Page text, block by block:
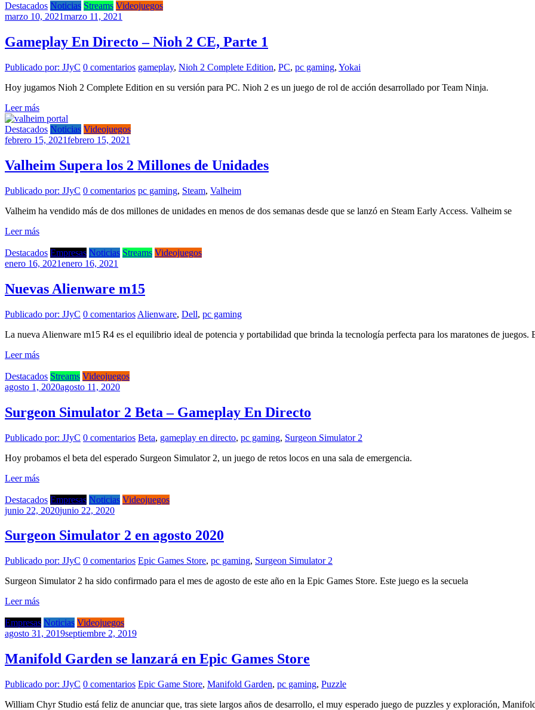
Destacados Noticias Streams Videojuegos
marzo 10, 2021marzo 11, 2021
Gameplay En Directo – Nioh 2 CE, Parte 1
Publicado por: JJyC 0 comentarios gameplay, Nioh 2 Complete Edition, PC, pc gaming, Yokai
Hoy jugamos Nioh 2 Complete Edition en su versión para PC. Nioh 2 es un juego de rol de acción desarrollado por Team Ninja.
Leer más
Destacados Noticias Videojuegos
febrero 15, 2021febrero 15, 2021
Valheim Supera los 2 Millones de Unidades
Publicado por: JJyC 0 comentarios pc gaming, Steam, Valheim
Valheim ha vendido más de dos millones de unidades en menos de dos semanas desde que se lanzó en Steam Early Access. Valheim se
Leer más
Destacados Empresas Noticias Streams Videojuegos
enero 16, 2021enero 16, 2021
Nuevas Alienware m15
Publicado por: JJyC 0 comentarios Alienware, Dell, pc gaming
La nueva Alienware m15 R4 es el equilibrio ideal de potencia y portabilidad que brinda la tecnología perfecta para los maratones de juegos.
Leer más
Destacados Streams Videojuegos
agosto 1, 2020agosto 11, 2020
Surgeon Simulator 2 Beta – Gameplay En Directo
Publicado por: JJyC 0 comentarios Beta, gameplay en directo, pc gaming, Surgeon Simulator 2
Hoy probamos el beta del esperado Surgeon Simulator 2, un juego de retos locos en una sala de emergencia.
Leer más
Destacados Empresas Noticias Videojuegos
junio 22, 2020junio 22, 2020
Surgeon Simulator 2 en agosto 2020
Publicado por: JJyC 0 comentarios Epic Games Store, pc gaming, Surgeon Simulator 2
Surgeon Simulator 2 ha sido confirmado para el mes de agosto de este año en la Epic Games Store. Este juego es la secuela
Leer más
Empresas Noticias Videojuegos
agosto 31, 2019septiembre 2, 2019
Manifold Garden se lanzará en Epic Games Store
Publicado por: JJyC 0 comentarios Epic Game Store, Manifold Garden, pc gaming, Puzzle
William Chyr Studio está feliz de anunciar que, tras siete largos años de desarrollo, el muy esperado juego de puzzles y exploración,